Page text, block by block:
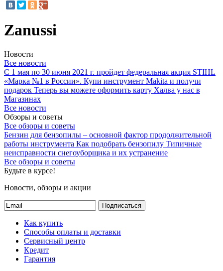
Zanussi
Новости
Все новости
С 1 мая по 30 июня 2021 г. пройдет федеральная акция STIHL
«Марка №1 в России». Купи инструмент Makita и получи
подарок Теперь вы можете оформить карту Халва у нас в
Магазинах
Все новости
Обзоры и советы
Все обзоры и советы
Бензин для бензопилы – основной фактор продолжительной
работы инструмента Как подобрать бензопилу Типичные
неисправности снегоуборщика и их устранение
Все обзоры и советы
Будьте в курсе!
Новости, обзоры и акции
Подписаться
Как купить
Способы оплаты и доставки
Сервисный центр
Кредит
Гарантия